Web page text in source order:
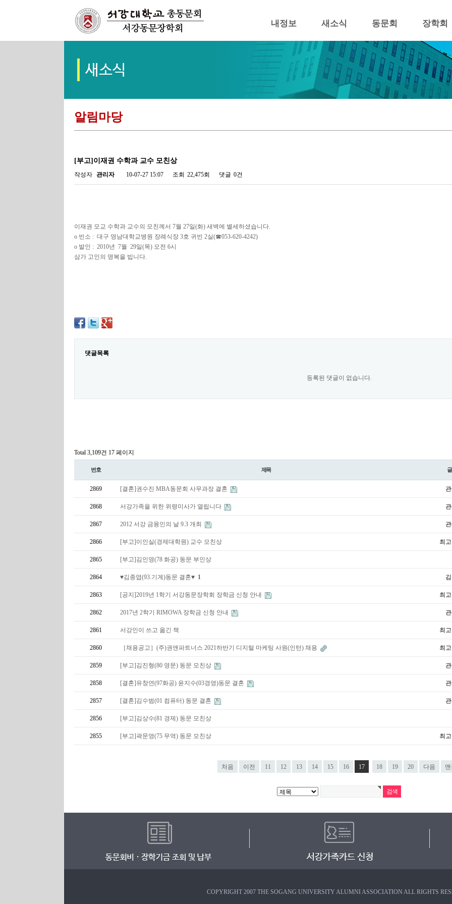
내정보 새소식 동문회 장학회
알림마당
[부고]이재권 수학과 교수 모친상
작성자 관리자 10-07-27 15:07 조회 22,475회 댓글 0건
이재권 모교 수학과 교수의 모친께서 7월 27일(화) 새벽에 별세하셨습니다.
o 빈소 : 대구 영남대학교병원 장례식장 3호 귀빈 2실(☎053-620-4242)
o 발인 : 2010년 7월 29일(목) 오전 6시
삼가 고인의 명복을 빕니다.
댓글목록
등록된 댓글이 없습니다.
Total 3,109건 17 페이지
번호 제목
2869 [결혼]권수진 MBA동문회 사무과장 결혼
2868 서강가족을 위한 위령미사가 열립니다
2867 2012 서강 금융인의 날 9.3 개최
2866 [부고]이인실(경제대학원) 교수 모친상 최
2865 [부고]김인영(78 화공) 동문 부인상
2864 ♥김종엽(93.기계)동문 결혼♥ 1
2863 [공지]2019년 1학기 서강동문장학회 장학금 신청 안내 최
2862 2017년 2학기 RIMOWA 장학금 신청 안내
2861 서강인이 쓰고 옮긴 책 최
2860 ［채용공고］(주)권앤파트너스 2021하반기 디지털 마케팅 사원(인턴) 채용 최
2859 [부고]김진형(80 영문) 동문 모친상
2858 [결혼]유창연(97화공) 윤지수(03경영)동문 결혼
2857 [결혼]김수범(01 컴퓨터) 동문 결혼
2856 [부고]김상수(81 경제) 동문 모친상
2855 [부고]곽문영(75 무역) 동문 모친상 최
처음 이전 11 12 13 14 15 16 17 18 19 20 다음
COPYRIGHT 2007 THE SOGANG UNIVERSITY ALUMNI ASSOCIATION ALL RIGHTS